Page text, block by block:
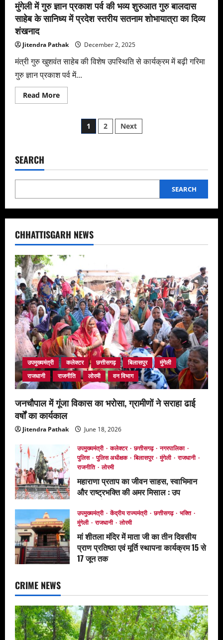
मुंगेली में गुरु ज्ञान प्रकाश पर्व की भव्य शुरुआत गुरु बालदास
साहेब के सानिध्य में प्रदेश स्तरीय सतनाम शोभायात्रा का दिव्य
शंखनाद
Jitendra Pathak December 2, 2025
मंत्री गुरु खुशवंत साहेब की विशेष उपस्थिति से कार्यक्रम में बढ़ी गरिमा
गुरु ज्ञान प्रकाश पर्व में...
Read MoreRead
more
शुरुआत
गुरु
के
प्रदेश
सतनाम
शोभायात्रा
का
दिव्य
शंखनाद
Posts
1 2 Next
SEARCH
SEARCH
CHHATTISGARH NEWS
उपमुख्यमंत्री कलेक्टर छत्तीसगढ़ बिलासपुर
मुंगेली
राजधानी
राजनीति लोरमी वन विभाग
जनचौपाल में गूंजा विकास का भरोसा, ग्रामीणों ने सराहा ढाई
वर्षों का कार्यकाल
Jitendra Pathak June 18, 2026
उपमुख्यमंत्री कलेक्टर छत्तीसगढ़
नगरपालिका
पुलिस
पुलिस अधीक्षक बिलासपुर मुंगेली
राजधानी
राजनीति
लोरमी
महाराणा प्रताप का जीवन साहस, स्वाभिमान
और राष्ट्रभक्ति की अमर मिसाल : उप
मुख्यमंत्री अरुण साव*
June 17, 2026
उपमुख्यमंत्री केंद्रीय राज्यमंत्री छत्तीसगढ़
भक्ति
मुंगेली
राजधानी लोरमी
मां शीतला मंदिर में माता जी का तीन दिवसीय
प्राण प्रतिष्ठा एवं मूर्ति स्थापना कार्यक्रम 15 से
17 जून तक
CRIME NEWS